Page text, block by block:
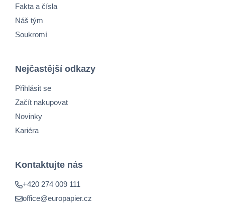
Fakta a čísla
Náš tým
Soukromí
Nejčastější odkazy
Přihlásit se
Začít nakupovat
Novinky
Kariéra
Kontaktujte nás
+420 274 009 111
office@europapier.cz